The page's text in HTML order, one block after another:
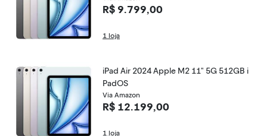
R$ 9.799,00
1 loja
iPad Air 2024 Apple M2 11" 5G 512GB i
PadOS
Via Amazon
R$ 12.199,00
1 loja